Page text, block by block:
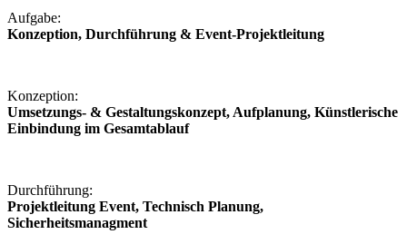
Aufgabe:
Konzeption, Durchführung & Event-Projektleitung
Konzeption:
Umsetzungs- & Gestaltungskonzept, Aufplanung, Künstlerische
Einbindung im Gesamtablauf
Durchführung:
Projektleitung Event, Technisch Planung,
Sicherheitsmanagment